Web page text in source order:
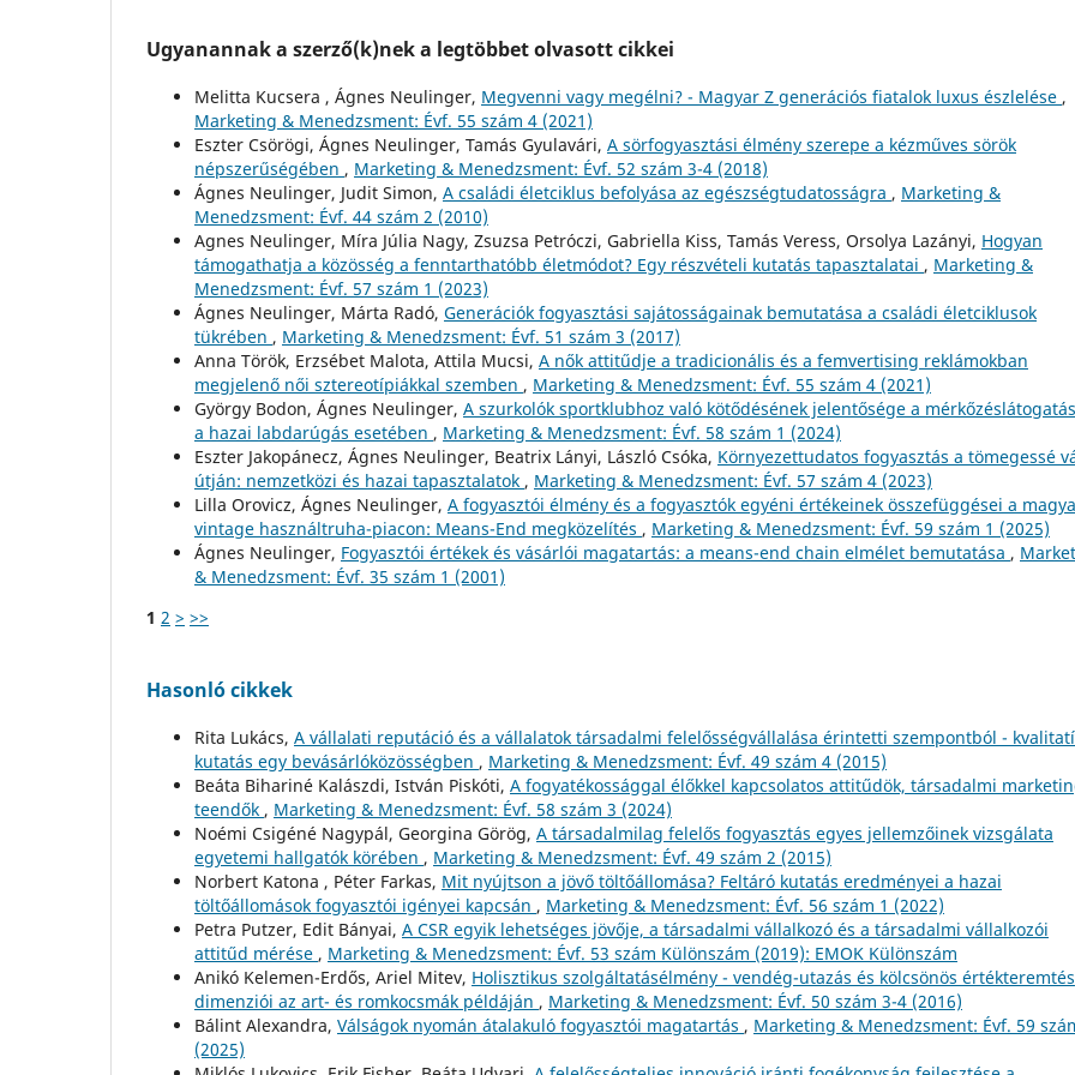
Ugyanannak a szerző(k)nek a legtöbbet olvasott cikkei
Melitta Kucsera , Ágnes Neulinger, Megvenni vagy megélni? - Magyar Z generációs fiatalok luxus észlelése ,
Marketing & Menedzsment: Évf. 55 szám 4 (2021)
Eszter Csörögi, Ágnes Neulinger, Tamás Gyulavári, A sörfogyasztási élmény szerepe a kézműves sörök
népszerűségében , Marketing & Menedzsment: Évf. 52 szám 3-4 (2018)
Ágnes Neulinger, Judit Simon, A családi életciklus befolyása az egészségtudatosságra , Marketing &
Menedzsment: Évf. 44 szám 2 (2010)
Agnes Neulinger, Míra Júlia Nagy, Zsuzsa Petróczi, Gabriella Kiss, Tamás Veress, Orsolya Lazányi, Hogyan
támogathatja a közösség a fenntarthatóbb életmódot? Egy részvételi kutatás tapasztalatai , Marketing &
Menedzsment: Évf. 57 szám 1 (2023)
Ágnes Neulinger, Márta Radó, Generációk fogyasztási sajátosságainak bemutatása a családi életciklusok
tükrében , Marketing & Menedzsment: Évf. 51 szám 3 (2017)
Anna Török, Erzsébet Malota, Attila Mucsi, A nők attitűdje a tradicionális és a femvertising reklámokban
megjelenő női sztereotípiákkal szemben , Marketing & Menedzsment: Évf. 55 szám 4 (2021)
György Bodon, Ágnes Neulinger, A szurkolók sportklubhoz való kötődésének jelentősége a
a hazai labdarúgás esetében , Marketing & Menedzsment: Évf. 58 szám 1 (2024)
Eszter Jakopánecz, Ágnes Neulinger, Beatrix Lányi, László Csóka, Környezettudatos fogyasztás a tömegessé
útján: nemzetközi és hazai tapasztalatok , Marketing & Menedzsment: Évf. 57 szám 4 (2023)
Lilla Orovicz, Ágnes Neulinger, A fogyasztói élmény és a fogyasztók egyéni értékeinek összefüggései a
vintage használtruha-piacon: Means-End megközelítés , Marketing & Menedzsment: Évf. 59 szám 1 (2025)
Ágnes Neulinger, Fogyasztói értékek és vásárlói magatartás: a means-end chain elmélet bemutatása ,
& Menedzsment: Évf. 35 szám 1 (2001)
1 2 > >>
Hasonló cikkek
Rita Lukács, A vállalati reputáció és a vállalatok társadalmi felelősségvállalása érintetti szempontból -
kutatás egy bevásárlóközösségben , Marketing & Menedzsment: Évf. 49 szám 4 (2015)
Beáta Bihariné Kalászdi, István Piskóti, A fogyatékossággal élőkkel kapcsolatos attitűdök, társadalmi
teendők , Marketing & Menedzsment: Évf. 58 szám 3 (2024)
Noémi Csigéné Nagypál, Georgina Görög, A társadalmilag felelős fogyasztás egyes jellemzőinek vizsgálata
egyetemi hallgatók körében , Marketing & Menedzsment: Évf. 49 szám 2 (2015)
Norbert Katona , Péter Farkas, Mit nyújtson a jövő töltőállomása? Feltáró kutatás eredményei a hazai
töltőállomások fogyasztói igényei kapcsán , Marketing & Menedzsment: Évf. 56 szám 1 (2022)
Petra Putzer, Edit Bányai, A CSR egyik lehetséges jövője, a társadalmi vállalkozó és a társadalmi vállalkozói
attitűd mérése , Marketing & Menedzsment: Évf. 53 szám Különszám (2019): EMOK Különszám
Anikó Kelemen-Erdős, Ariel Mitev, Holisztikus szolgáltatásélmény - vendég-utazás és kölcsönös értékteremtés
dimenziói az art- és romkocsmák példáján , Marketing & Menedzsment: Évf. 50 szám 3-4 (2016)
Bálint Alexandra, Válságok nyomán átalakuló fogyasztói magatartás , Marketing & Menedzsment: Évf. 59
(2025)